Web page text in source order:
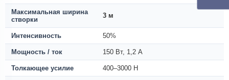
Максимальная ширина
створки
3 м
Интенсивность 50%
Мощность / ток 150 Вт, 1,2 А
Толкающее усилие 400–3000 Н